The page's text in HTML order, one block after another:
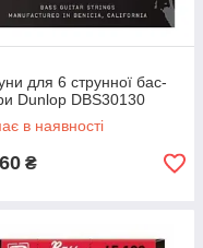
для 6 струнної бас-
Dunlop DBS30130
в наявності
₴